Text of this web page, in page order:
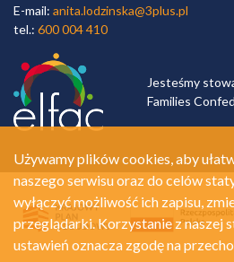
E-mail: anita.lodzinska@3plus.pl
tel.: 600 004 410
Jesteśmy
Families
Używamy plików cookies, aby
naszego serwisu oraz do celów
wyłączyć możliwość ich zapisu,
przeglądarki. Korzystanie z naszej
ustawień oznacza zgodę na